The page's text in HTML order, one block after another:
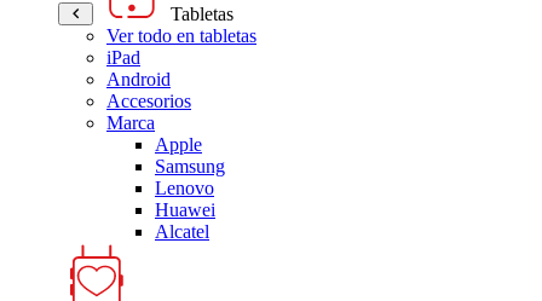
Tabletas
Ver todo en tabletas
iPad
Android
Accesorios
Marca
Apple
Samsung
Lenovo
Huawei
Alcatel